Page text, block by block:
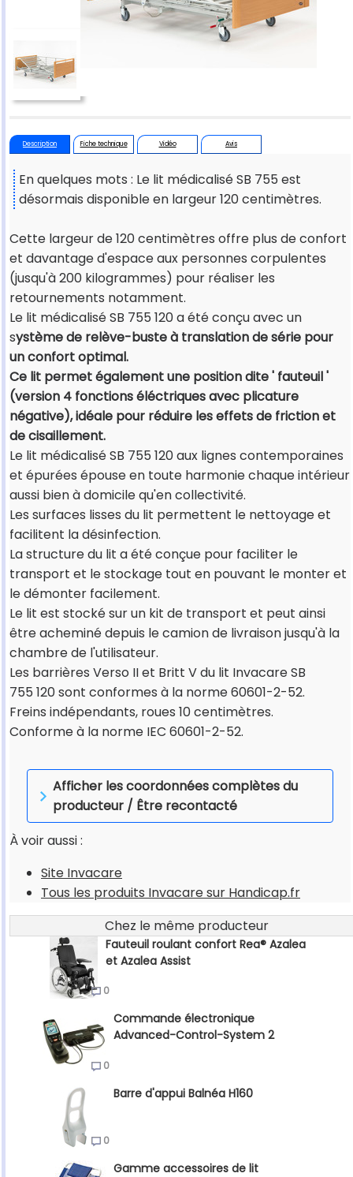
Description Fiche technique Vidéo Avis
En quelques mots : Le lit médicalisé SB 755 est
désormais disponible en largeur 120 centimètres.
Cette largeur de 120 centimètres offre plus de confort
et davantage d'espace aux personnes corpulentes
(jusqu'à 200 kilogrammes) pour réaliser les
retournements notamment.
Le lit médicalisé SB 755 120 a été conçu avec un
système de relève-buste à translation de série pour
un confort optimal.
Ce lit permet également une position dite ' fauteuil '
(version 4 fonctions éléctriques avec plicature
négative), idéale pour réduire les effets de friction et
de cisaillement.
Le lit médicalisé SB 755 120 aux lignes contemporaines
et épurées épouse en toute harmonie chaque intérieur
aussi bien à domicile qu'en collectivité.
Les surfaces lisses du lit permettent le nettoyage et
facilitent la désinfection.
La structure du lit a été conçue pour faciliter le
transport et le stockage tout en pouvant le monter et
le démonter facilement.
Le lit est stocké sur un kit de transport et peut ainsi
être acheminé depuis le camion de livraison jusqu'à la
chambre de l'utilisateur.
Les barrières Verso II et Britt V du lit Invacare SB
755 120 sont conformes à la norme 60601-2-52.
Freins indépendants, roues 10 centimètres.
Conforme à la norme IEC 60601-2-52.
Afficher les coordonnées complètes du
producteur / Être recontacté
À voir aussi :
Site Invacare
Tous les produits Invacare sur Handicap.fr
Chez le même producteur
Fauteuil roulant confort Rea® Azalea
et Azalea Assist
0
Commande électronique
Advanced-Control-System 2
0
Barre d'appui Balnéa H160
0
Gamme accessoires de lit